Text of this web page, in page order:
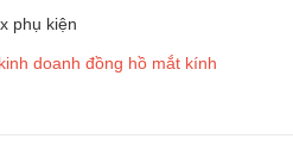
phụ kiện
doanh đồng hồ mắt kính